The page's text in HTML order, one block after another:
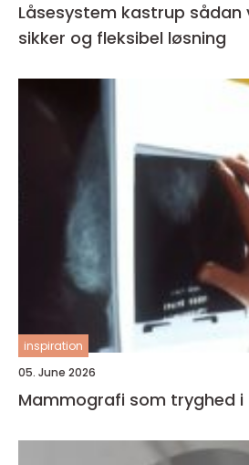
Låsesystem kastrup sådan vælger du en
sikker og fleksibel løsning
inspiration
05. June 2026
Mammografi som tryghed i